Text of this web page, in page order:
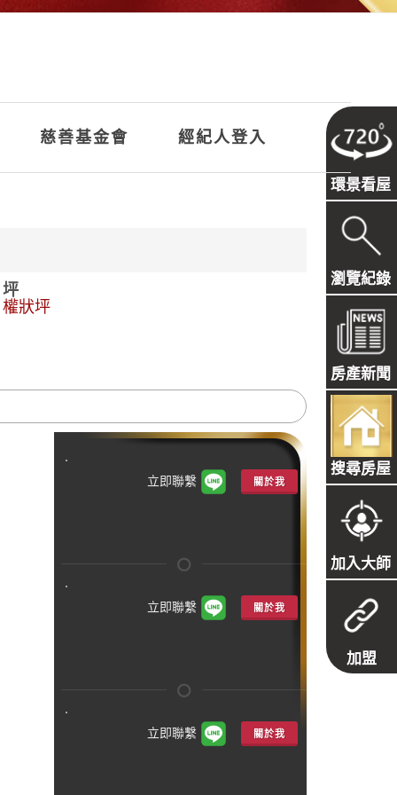
慈善基金會 經紀人登入
環景看屋
瀏覽紀錄
房產新聞
搜尋房屋
加入大師
加盟
坪
權狀坪
關於我
立即聯繫
關於我
立即聯繫
關於我
立即聯繫